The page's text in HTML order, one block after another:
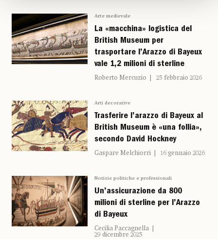
Arte medievale
La «macchina» logistica del
British Museum per
trasportare l’Arazzo di Bayeux
vale 1,2 milioni di sterline
Roberto Mercuzio 25 febbraio 2026
Arti decorative
Trasferire l’arazzo di Bayeux al
British Museum è «una follia»,
secondo David Hockney
Gaspare Melchiorri 16 gennaio 2026
Notizie politiche e professionali
Un’assicurazione da 800
milioni di sterline per l’Arazzo
di Bayeux
Cecilia Paccagnella
29 dicembre 2025